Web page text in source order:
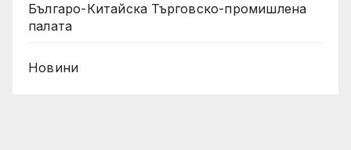
Българо-Китайска Търговско-промишлена
палaта
Новини